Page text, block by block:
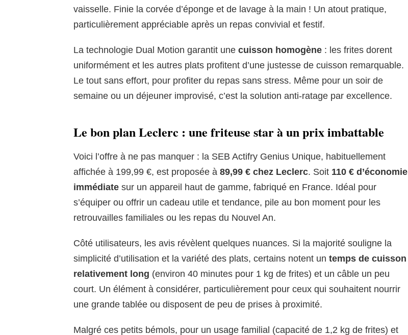
vaisselle. Finie la corvée d’éponge et de lavage à la main ! Un atout pratique,
particulièrement appréciable après un repas convivial et festif.
La technologie Dual Motion garantit une cuisson homogène : les frites dorent
uniformément et les autres plats profitent d’une justesse de cuisson remarquable.
Le tout sans effort, pour profiter du repas sans stress. Même pour un soir de
semaine ou un déjeuner improvisé, c’est la solution anti-ratage par excellence.
Le bon plan Leclerc : une friteuse star à un prix imbattable
Voici l’offre à ne pas manquer : la SEB Actifry Genius Unique, habituellement
affichée à 199,99 €, est proposée à 89,99 € chez Leclerc. Soit 110 € d’économie
immédiate sur un appareil haut de gamme, fabriqué en France. Idéal pour
s’équiper ou offrir un cadeau utile et tendance, pile au bon moment pour les
retrouvailles familiales ou les repas du Nouvel An.
Côté utilisateurs, les avis révèlent quelques nuances. Si la majorité souligne la
simplicité d’utilisation et la variété des plats, certains notent un temps de cuisson
relativement long (environ 40 minutes pour 1 kg de frites) et un câble un peu
court. Un élément à considérer, particulièrement pour ceux qui souhaitent nourrir
une grande tablée ou disposent de peu de prises à proximité.
Malgré ces petits bémols, pour un usage familial (capacité de 1,2 kg de frites) et